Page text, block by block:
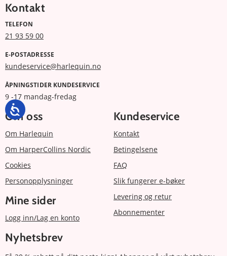
Kontakt
TELEFON
21 93 59 00
E-POSTADRESSE
kundeservice@harlequin.no
ÅPNINGSTIDER KUNDESERVICE
9 -17 mandag-fredag
Om oss
Om Harlequin
Om HarperCollins Nordic
Cookies
Personopplysninger
Mine sider
Logg inn/Lag en konto
Kundeservice
Kontakt
Betingelsene
FAQ
Slik fungerer e-bøker
Levering og retur
Abonnementer
Nyhetsbrev